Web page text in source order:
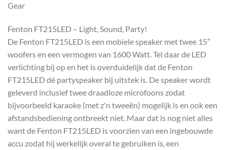
Gear
Fenton FT215LED – Light, Sound, Party!
De Fenton FT215LED is een mobiele speaker met twee 15″
woofers en een vermogen van 1600 Watt. Tel daar de LED
verlichting bij op en het is overduidelijk dat de Fenton
FT215LED dé partyspeaker bij uitstek is. De speaker wordt
geleverd inclusief twee draadloze microfoons zodat
bijvoorbeeld karaoke (met z'n tweeën) mogelijk is en ook een
afstandsbediening ontbreekt niet. Maar dat is nog niet alles
want de Fenton FT215LED is voorzien van een ingebouwde
accu zodat hij werkelijk overal te gebruiken is, een